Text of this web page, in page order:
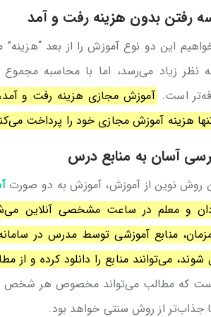
رفتن بدون هزینه رفت و آمد
این دو نوع آموزش را از بعد
نظر زیاد می‌رسد، اما با محاسبه
است. آموزش مجازی هزینه رفت و آمد،
هزینه آموزش مجازی خود را پرداخت
آسان به منابع درس
روش نوین از آموزش، آموزش به دو صورت
و معلم در ساعت مشخصی آنلاین
منابع آموزشی توسط مدرس در
می‌توانند منابع را دانلود کرده و از
که مطالب می‌تواند مخصوص هر شخص و
جذاب‌تر از روش سنتی خواهد بود.